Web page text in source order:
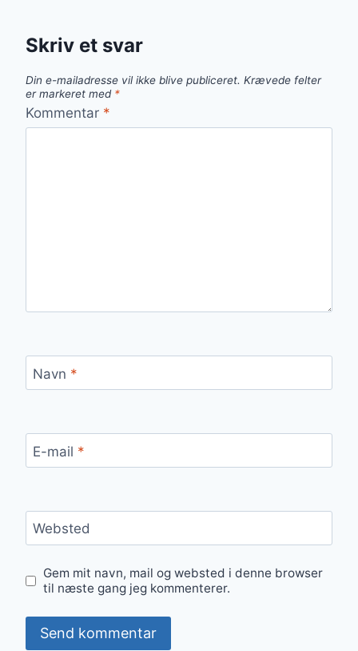
Skriv et svar
Din e-mailadresse vil ikke blive publiceret. Krævede felter
er markeret med *
Kommentar *
Navn *
E-mail *
Websted
Gem mit navn, mail og websted i denne browser
til næste gang jeg kommenterer.